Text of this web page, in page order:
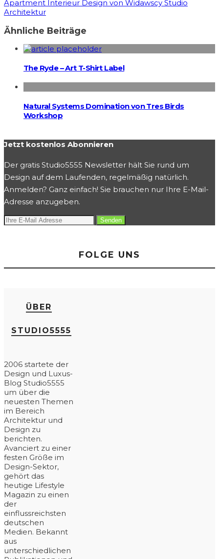
Apart­ment Interieur Design von Widawscy Studio
Architektur
Ähnliche Beiträge
The Ryde – Art T-Shirt Label
Natural Systems Domination von Tres Birds
Workshop
Jetzt kostenlos Abonnieren
Der gratis Studio5555 Newsletter hält Sie rund um
Design auf dem Laufenden, regelmäßig natürlich.
Anmelden? Ganz einfach! Sie brauchen nur Ihre E-Mail-
Adresse anzugeben.
FOLGE UNS
ÜBER
STUDIO5555
2006 startete der
Design und Luxus-
Blog Studio5555
um über die
neuesten Themen
im Bereich
Architektur und
Design zu
berichten.
Avanciert zu einer
festen Größe im
Design-Sektor,
gehört das
heutige Lifestyle
Magazin zu einen
der
einflussreichsten
deutschen
Medien. Bekannt
aus
unterschiedlichen